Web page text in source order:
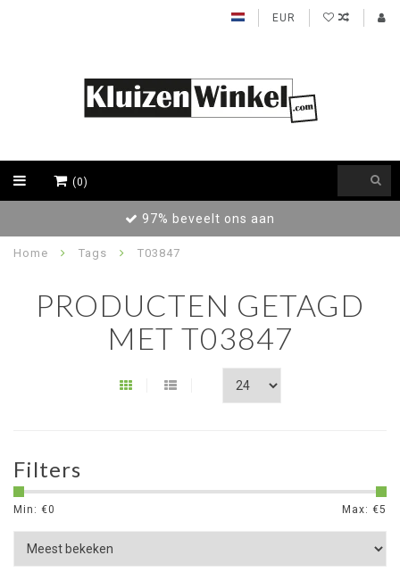
EUR
(0)
97% beveelt ons aan
Home Tags T03847
PRODUCTEN GETAGD
MET T03847
Filters
Min: €0 Max: €5